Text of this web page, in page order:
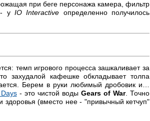
при беге персонажа камера, фильтр
- уIO Interactive определенно получилось
темп игрового процесса зашкаливает за
захудалой кафешке обкладывает толпа
Берем в руки любимый дробовик и…
- это чистой воды Gears of War. Точно
здоровья (вместо нее - "привычный кетчуп"